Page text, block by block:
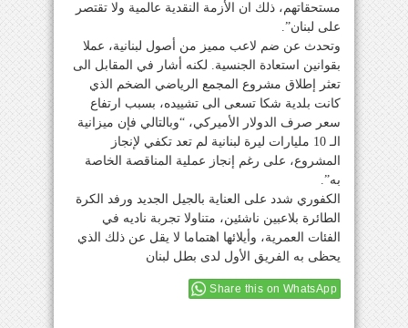
مستحقاتهم، ذلك ان الأزمة النقدية عالمية ولا تقتصر
على لبنان”.
وتحدث عن ضم لاعب مميز من أصول لبنانية، عملا
بقوانين استعادة الجنسية. لكنه أشار في المقابل الى
تعثر إطلاق مشروع المجمع الرياضي الضخم الذي
كانت بلدية شكا تسعى الى تشييده، بسبب ارتفاع
سعر صرف الدولار الأميركي، “وبالتالي فإن ميزانية
الـ 10 مليارات ليرة لبنانية لم تعد تكفي لإنجاز
المشروع، على رغم إنجاز عملية المناقصة الخاصة
به”.
الكفوري شدد على العناية بالجيل الجديد ورفد الكرة
الطائرة بلاعبين ناشئين، متناولا تجربة ناديه في
الفئات العمرية، وأيلائها اهتماما لا يقل عن ذلك الذي
يحظى به الفريق الأول لدى بطل لبنان
Share this on WhatsApp